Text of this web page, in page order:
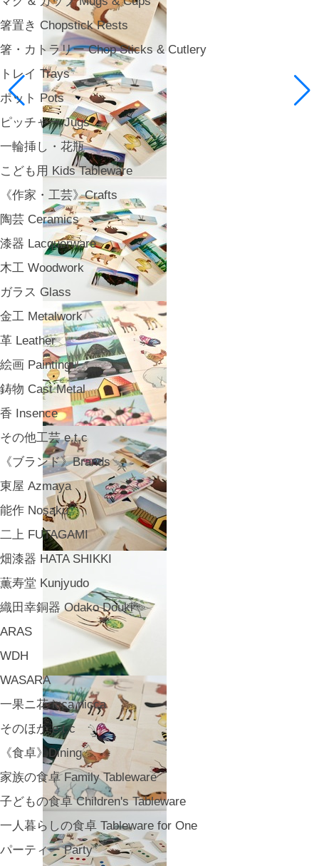
箸置き Chopstick Rests
箸・カトラリー Chop Sticks & Cutlery
トレイ Trays
ポット Pots
ピッチャー Jugs
一輪挿し・花瓶
こども用 Kids Tableware
《作家・工芸》Crafts
陶芸 Ceramics
漆器 Lacquerware
木工 Woodwork
ガラス Glass
金工 Metalwork
革 Leather
絵画 Painting
鋳物 Cast Metal
香 Insence
その他工芸 e.t.c
《ブランド》Brands
東屋 Azmaya
能作 Nosaku
二上 FUTAGAMI
畑漆器 HATA SHIKKI
薫寿堂 Kunjyudo
織田幸銅器 Odako Douki
ARAS
WDH
WASARA
一果ニ花 icca nicca
そのほか e.t.c
《食卓》Dining
家族の食卓 Family Tableware
子どもの食卓 Children's Tableware
一人暮らしの食卓 Tableware for One
パーティー Party